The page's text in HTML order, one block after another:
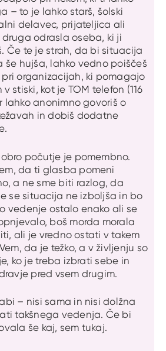
– to je lahko starš, šolski
delavec, prijateljica ali
druga odrasla oseba, ki ji
Če te je strah, da bi situacija
še hujša, lahko vedno poiščeš
pri organizacijah, ki pomagajo
stiski, kot je TOM telefon (116
lahko anonimno govoriš o
in dobiš dodatne
počutje je pomembno.
da ti glasba pomeni
a ne sme biti razlog, da
se situacija ne izboljša in bo
vedenje ostalo enako ali se
boš morda morala
ali je vredno ostati v takem
da je težko, a v življenju so
ko je treba izbrati sebe in
pred vsem drugim.
– nisi sama in nisi dolžna
takšnega vedenja. Če bi
še kaj, sem tukaj.